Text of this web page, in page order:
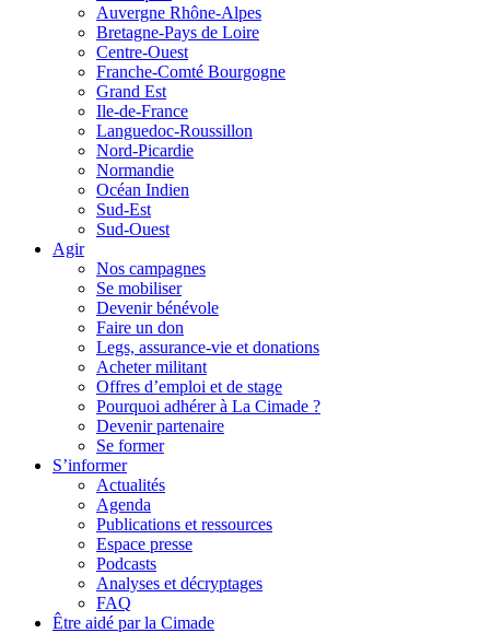
Auvergne Rhône-Alpes
Bretagne-Pays de Loire
Centre-Ouest
Franche-Comté Bourgogne
Grand Est
Ile-de-France
Languedoc-Roussillon
Nord-Picardie
Normandie
Océan Indien
Sud-Est
Sud-Ouest
Agir
Nos campagnes
Se mobiliser
Devenir bénévole
Faire un don
Legs, assurance-vie et donations
Acheter militant
Offres d’emploi et de stage
Pourquoi adhérer à La Cimade ?
Devenir partenaire
Se former
S’informer
Actualités
Agenda
Publications et ressources
Espace presse
Podcasts
Analyses et décryptages
FAQ
Être aidé par la Cimade